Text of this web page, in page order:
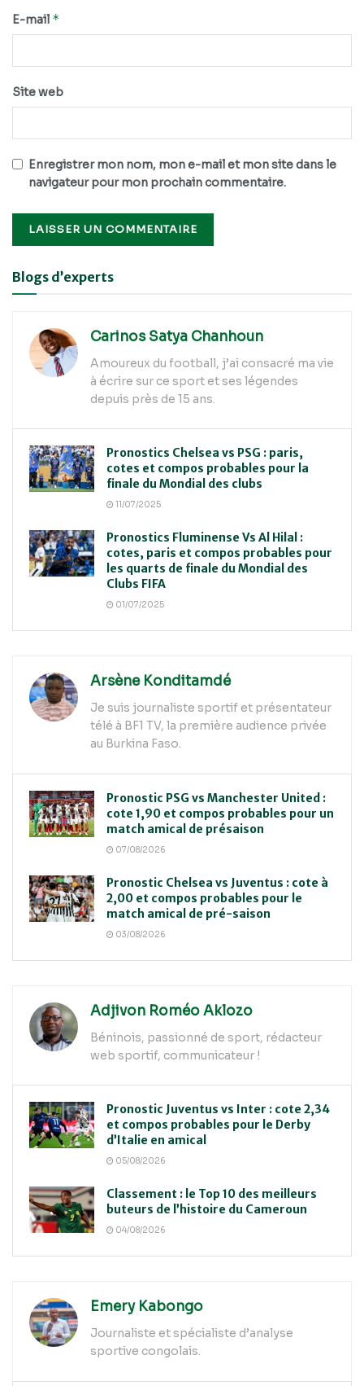
E-mail *
Site web
Enregistrer mon nom, mon e-mail et mon site dans le
navigateur pour mon prochain commentaire.
Alternative:
Blogs d’experts
Carinos Satya Chanhoun
Amoureux du football, j’ai consacré ma vie
à écrire sur ce sport et ses légendes
depuis près de 15 ans.
Pronostics Chelsea vs PSG : paris,
cotes et compos probables pour la
finale du Mondial des clubs
11/07/2025
Pronostics Fluminense Vs Al Hilal :
cotes, paris et compos probables pour
les quarts de finale du Mondial des
Clubs FIFA
01/07/2025
Arsène Konditamdé
Je suis journaliste sportif et présentateur
télé à BF1 TV, la première audience privée
au Burkina Faso.
Pronostic PSG vs Manchester United :
cote 1,90 et compos probables pour un
match amical de présaison
07/08/2026
Pronostic Chelsea vs Juventus : cote à
2,00 et compos probables pour le
match amical de pré-saison
03/08/2026
Adjivon Roméo Aklozo
Béninois, passionné de sport, rédacteur
web sportif, communicateur !
Pronostic Juventus vs Inter : cote 2,34
et compos probables pour le Derby
d’Italie en amical
05/08/2026
Classement : le Top 10 des meilleurs
buteurs de l’histoire du Cameroun
04/08/2026
Emery Kabongo
Journaliste et spécialiste d’analyse
sportive congolais.